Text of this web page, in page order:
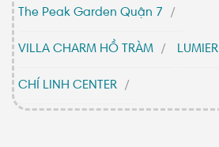
The Peak Garden Quận 7
VILLA CHARM HỒ TRÀM
CHÍ LINH CENTER